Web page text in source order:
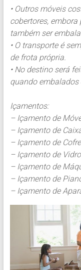
• Outros móveis
cobertores,
também ser
• O transporte é
de frota própria.
• No destino será
quando
Içamentos:
– Içamento de
– Içamento de
– Içamento de
– Içamento de
– Içamento de
– Içamento de
– Içamento de